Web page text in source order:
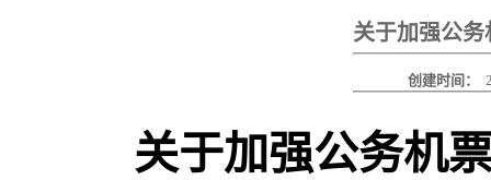
关于加强公
创建时间：
关于加强公务机